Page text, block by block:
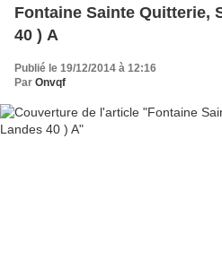
Fontaine Sainte Quitterie,
40 ) A
Publié le 19/12/2014 à 12:16
Par Onvqf